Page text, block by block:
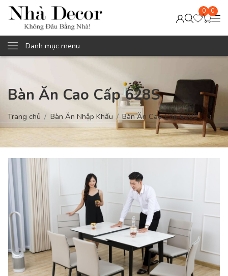
0 0
Danh mục menu
Bàn Ăn Cao Cấp 628S
Trang chủ Bàn Ăn Nhập Khẩu Bàn Ăn Cao Cấp 628S